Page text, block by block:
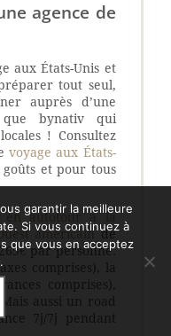
agence de
aux États-Unis et
tout seul,
auprès d’une
bynativ qui
! Consultez
voyage aux États-
et pour tous
en autotour à la
américainde
par personne.
comprises), la
comprises),
aussi un road
7j/7j pendant
garantir la meilleure
Si vous continuez à
que vous en acceptez